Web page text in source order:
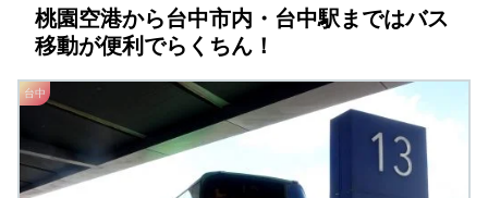
桃園空港から台中市内・台中駅まではバス
移動が便利でらくちん！
台中